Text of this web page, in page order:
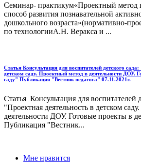
Семинар- практикум«Проектный метод
способ развития познавательной
дошкольного возраста»(нормативно-
по технологииА.Н. Веракса и ...
Статья Консультация для воспитателей детского
детском саду. Проектный метод в деятельности ДОУ.
саду" Публикация "Вестник педагога" 07.11.2021г.
Статья Консультация для воспитателей
"Проектная деятельность в детском
деятельности ДОУ. Готовые проекты в
Публикация "Вестник...
Мне нравится